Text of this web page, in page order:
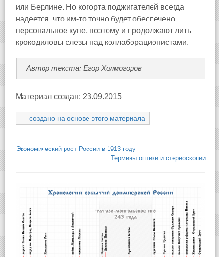
или Берлине. Но когорта поджигателей всегда
надеется, что им-то точно будет обеспечено
персональное купе, поэтому и продолжают лить
крокодиловы слезы над коллаборационистами.
Автор текста: Егор Холмогоров
Материал создан: 23.09.2015
создано на основе этого материала
Экономический рост России в 1913 году
Термины оптики и стереоскопии